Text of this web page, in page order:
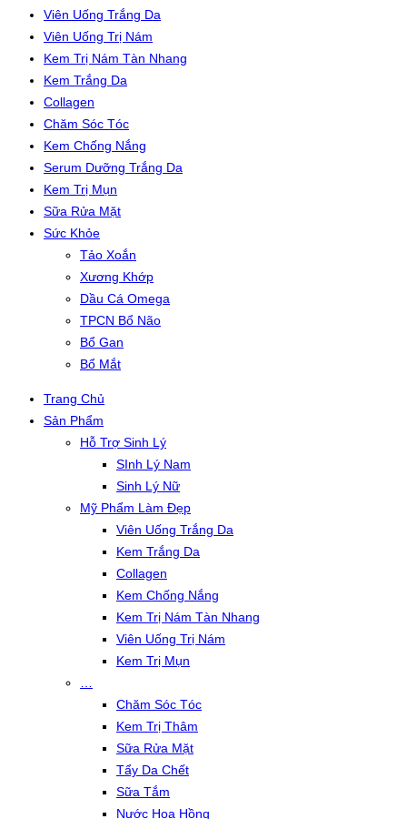
Viên Uống Trắng Da
Viên Uống Trị Nám
Kem Trị Nám Tàn Nhang
Kem Trắng Da
Collagen
Chăm Sóc Tóc
Kem Chống Nắng
Serum Dưỡng Trắng Da
Kem Trị Mụn
Sữa Rửa Mặt
Sức Khỏe
Tảo Xoắn
Xương Khớp
Dầu Cá Omega
TPCN Bổ Não
Bổ Gan
Bổ Mắt
Trang Chủ
Sản Phẩm
Hỗ Trợ Sinh Lý
SInh Lý Nam
Sinh Lý Nữ
Mỹ Phẩm Làm Đẹp
Viên Uống Trắng Da
Kem Trắng Da
Collagen
Kem Chống Nắng
Kem Trị Nám Tàn Nhang
Viên Uống Trị Nám
Kem Trị Mụn
Chăm Sóc Tóc
Kem Trị Thâm
Sữa Rửa Mặt
Tẩy Da Chết
Sữa Tắm
Nước Hoa Hồng